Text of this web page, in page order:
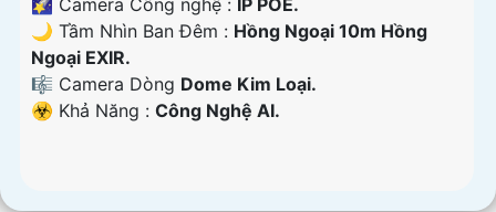
🌠 Camera Công nghệ : IP POE.
🌙 Tầm Nhìn Ban Đêm : Hồng Ngoại 10m Hồng
Ngoại EXIR.
🎼️ Camera Dòng Dome Kim Loại.
️☣️ Khả Năng : Công Nghệ AI.